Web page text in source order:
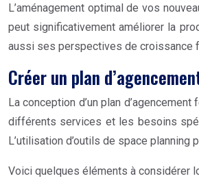
L’aménagement optimal de vos
peut significativement améliorer la
aussi ses perspectives de croissance
Créer un plan
La conception d’un plan
différents services et les besoins
L’utilisation d’outils de space
Voici quelques éléments à considérer